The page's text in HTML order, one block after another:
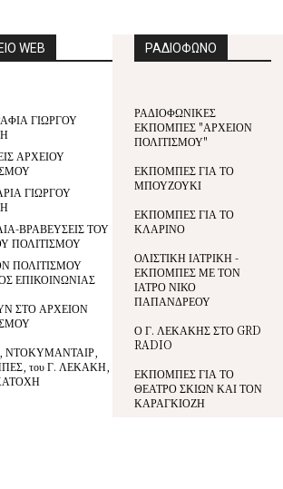
WEB
ΓΙΩΡΓΟΥ
ΑΡΧΕΙΟΥ
ΓΙΩΡΓΟΥ
ΒΡΑΒΕΥΣΕΙΣ ΤΟΥ
ΠΟΛΙΤΙΣΜΟΥ
ΠΟΛΙΤΙΣΜΟΥ
ΕΠΙΚΟΙΝΩΝΙΑΣ
ΣΤΟ ΑΡΧΕΙΟΝ
ΝΤΟΚΥΜΑΝΤΑΙΡ,
του Γ. ΛΕΚΑΚΗ,
ΚΑΤΟΧΗ
ΡΑΔΙΟΦΩΝΟ
ΡΑΔΙΟΦΩΝΙΚΕΣ
ΕΚΠΟΜΠΕΣ "ΑΡΧΕΙΟΝ
ΠΟΛΙΤΙΣΜΟΥ"
ΕΚΠΟΜΠΕΣ ΓΙΑ ΤΟ
ΜΠΟΥΖΟΥΚΙ
ΕΚΠΟΜΠΕΣ ΓΙΑ ΤΟ
ΚΛΑΡΙΝΟ
ΟΛΙΣΤΙΚΗ ΙΑΤΡΙΚΗ -
ΕΚΠΟΜΠΕΣ ΜΕ ΤΟΝ
ΙΑΤΡΟ ΝΙΚΟ
ΠΑΠΑΝΔΡΕΟΥ
Ο Γ. ΛΕΚΑΚΗΣ ΣΤΟ GRD
RADIO
ΕΚΠΟΜΠΕΣ ΓΙΑ ΤΟ
ΘΕΑΤΡΟ ΣΚΙΩΝ ΚΑΙ ΤΟΝ
ΚΑΡΑΓΚΙΟΖΗ